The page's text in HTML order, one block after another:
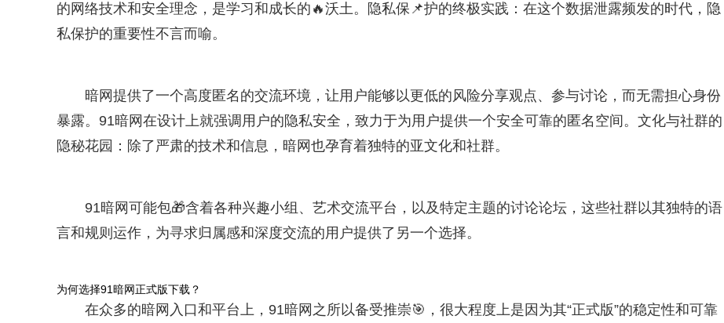
的网络技术和安全理念，是学习和成长的🔥沃土。隐私保📌护的终极实践：在这个数据泄露频发的时代，隐
私保护的重要性不言而喻。
暗网提供了一个高度匿名的交流环境，让用户能够以更低的风险分享观点、参与讨论，而无需担心身份
暴露。91暗网在设计上就强调用户的隐私安全，致力于为用户提供一个安全可靠的匿名空间。文化与社群的
隐秘花园：除了严肃的技术和信息，暗网也孕育着独特的亚文化和社群。
91暗网可能包🎁含着各种兴趣小组、艺术交流平台，以及特定主题的讨论论坛，这些社群以其独特的语
言和规则运作，为寻求归属感和深度交流的用户提供了另一个选择。
为何选择91暗网正式版下载？
在众多的暗网入口和平台上，91暗网之所以备受推崇🎯，很大程度上是因为其“正式版”的稳定性和可靠